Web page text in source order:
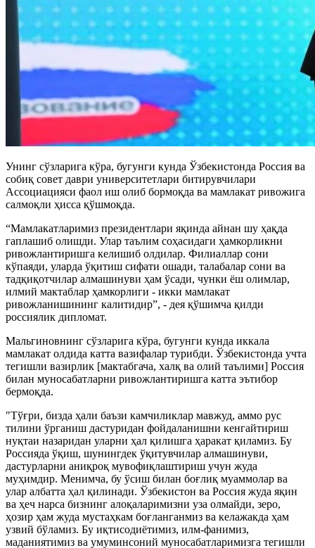
Унинг сўзларига кўра, бугунги кунда Ўзбекистонда Россия ва
собиқ совет даври университетлари битирувчилари
Ассоциацияси фаол иш олиб бормоқда ва мамлакат ривожига
салмоқли ҳисса қўшмоқда.
“Мамлакатларимиз президентлари яқинда айнан шу ҳақда
гаплашиб олишди. Улар таълим соҳасидаги ҳамкорликни
ривожлантиришга келишиб олдилар. Филиаллар сони
кўпаяди, уларда ўқитиш сифати ошади, талабалар сони ва
тадқиқотчилар алмашинуви ҳам ўсади, чунки ёш олимлар,
илмий мактаблар ҳамкорлиги - икки мамлакат
ривожланишининг калитидир”, - дея қўшимча қилди
россиялик дипломат.
Мальгиновнинг сўзларига кўра, бугунги кунда иккала
мамлакат олдида катта вазифалар турибди. Ўзбекистонда учта
тегишли вазирлик [мактабгача, халқ ва олий таълими] Россия
билан муносабатларни ривожлантиришга катта эътибор
бермоқда.
"Тўғри, бизда ҳали баъзи камчиликлар мавжуд, аммо рус
тилини ўрганиш дастуридан фойдаланишни кенгайтириш
нуқтаи назаридан уларни ҳал қилишга ҳаракат қиламиз. Бу
Россияда ўқиш, шунингдек ўқитувчилар алмашинуви,
дастурларни аниқроқ мувофиқлаштириш учун жуда
муҳимдир. Менимча, бу ўсиш билан боғлиқ муаммолар ва
улар албатта ҳал қилинади. Ўзбекистон ва Россия жуда яқин
ва ҳеч нарса бизнинг алоқаларимизни уза олмайди, зеро,
ҳозир ҳам жуда мустаҳкам боғланганмиз ва келажакда ҳам
узвий бўламиз. Бу иқтисодиётимиз, илм-фанимиз,
маданиятимиз ва умуминсоний муносабатларимизга тегишли